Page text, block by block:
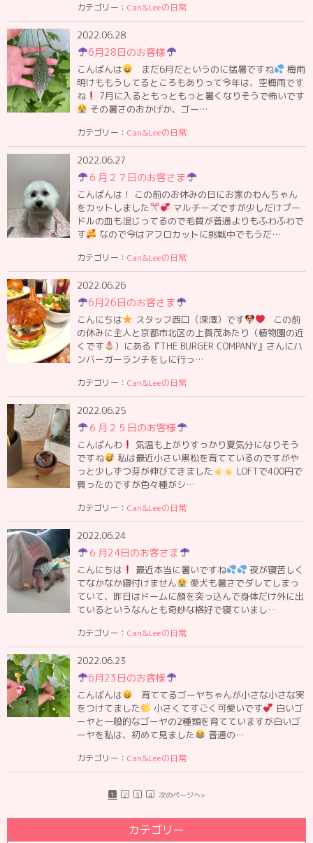
カテゴリー： Can&Leeの日常
2022.06.28
6月28日のお客様
こんばんは まだ6月だというのに猛暑ですね
梅雨
明けももうしてるところもありって今年は、空梅雨です
ね
7月に入るともっともっと暑くなりそうで怖いです
その暑さのおかげか、ゴー…
カテゴリー： Can&Leeの日常
2022.06.27
６月２７日のお客さま
こんばんは！ この前のお休みの日にお家のわんちゃん
をカットしました
マルチーズですが少しだけプー
ドルの血も混じってるので毛質が普通よりもふわふわで
す
なので今はアフロカットに挑戦中でもうだ…
カテゴリー： Can&Leeの日常
2022.06.26
6月26日のお客さま
こんにちは スタッフ西口（深澤）です
この前
の休みに主人と京都市北区の上賀茂あたり（植物園の近
くです
）にある『THE BURGER COMPANY』さんにハ
ンバーガーランチをしに行っ…
カテゴリー： Can&Leeの日常
2022.06.25
６月２５日のお客様
こんばんわ
気温も上がりすっかり夏気分になりそう
ですね
私は最近小さい黒松を育てているのですがや
っと少しずつ芽が伸びてきました
LOFTで400円で
買ったのですが色々種がシ…
カテゴリー： Can&Leeの日常
2022.06.24
６月24日のお客さま
こんにちは 最近本当に暑いですね
夜が寝苦しく
てなかなか寝付けません
愛犬も暑さでダレてしまっ
ていて、昨日はドームに顔を突っ込んで身体だけ外に出
ているというなんとも奇妙な格好で寝ていまし…
カテゴリー： Can&Leeの日常
2022.06.23
6月23日のお客様
こんばんは
育ててるゴーヤちゃんが小さな小さな実
をつけてました
小さくてすごく可愛いです
白いゴ
ーヤと一般的なゴーヤの2種類を育てていますが白いゴ
ーヤを私は、初めて見ました
普通の…
カテゴリー： Can&Leeの日常
1 2 3 4 次のページへ>
カテゴリー